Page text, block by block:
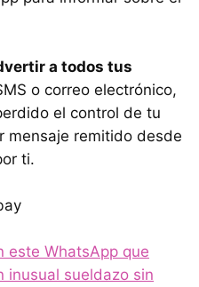
a todos tus
o correo electrónico,
el control de tu
mensaje remitido desde
ti.
este WhatsApp que
inusual sueldazo sin